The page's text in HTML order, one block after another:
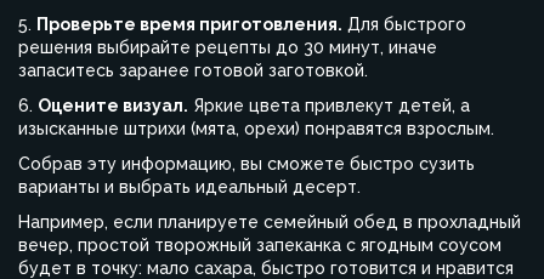
5. Проверьте время приготовления. Для быстрого
решения выбирайте рецепты до 30 минут, иначе
запаситесь заранее готовой заготовкой.
6. Оцените визуал. Яркие цвета привлекут детей, а
изысканные штрихи (мята, орехи) понравятся взрослым.
Собрав эту информацию, вы сможете быстро сузить
варианты и выбрать идеальный десерт.
Например, если планируете семейный обед в прохладный
вечер, простой творожный запеканка с ягодным соусом
будет в точку: мало сахара, быстро готовится и нравится